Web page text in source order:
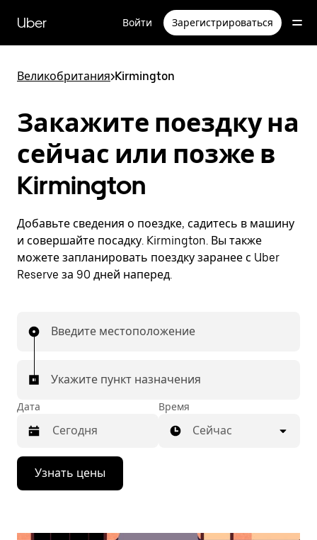
перейти
к
содержимому
Uber Войти Зарегистрироваться
Великобритания>Kirmington
Закажите поездку на
сейчас или позже в
Kirmington
Добавьте сведения о поездке, садитесь в машину
и совершайте посадку. Kirmington. Вы также
можете запланировать поездку заранее с Uber
Reserve за 90 дней наперед.
Введите местоположение
Укажите пункт назначения
Дата
Нажмите
стрелку
вниз,
Время
Сейчас
Узнать цены